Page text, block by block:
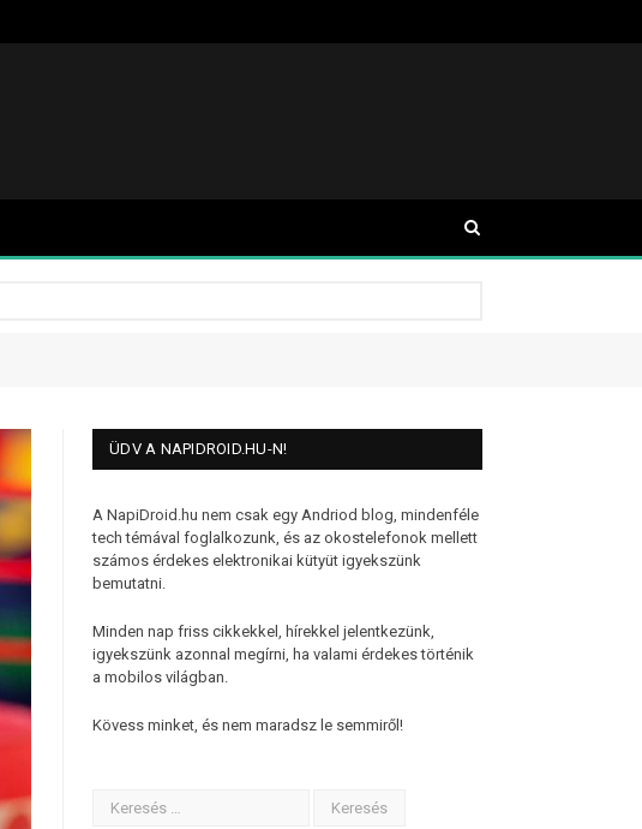
ÜDV A NAPIDROID.HU-N!
A NapiDroid.hu nem csak egy Andriod blog, mindenféle
tech témával foglalkozunk, és az okostelefonok mellett
számos érdekes elektronikai kütyüt igyekszünk
bemutatni.
Minden nap friss cikkekkel, hírekkel jelentkezünk,
igyekszünk azonnal megírni, ha valami érdekes történik
a mobilos világban.
Kövess minket, és nem maradsz le semmiről!